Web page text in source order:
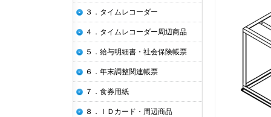
３．タイムレコーダー
４．タイムレコーダー周辺商品
５．給与明細書・社会保険帳票
６．年末調整関連帳票
７．食券用紙
８．ＩＤカード・周辺商品